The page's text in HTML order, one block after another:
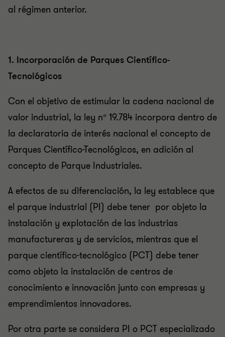
al régimen anterior.
1. Incorporación de Parques Científico-
Tecnológicos
Con el objetivo de estimular la cadena nacional de
valor industrial, la ley n° 19.784 incorpora dentro de
la declaratoria de interés nacional el concepto de
Parques Científico-Tecnológicos, en adición al
concepto de Parque Industriales.
A efectos de su diferenciación, la ley establece que
el parque industrial (PI) debe tener por objeto la
instalación y explotación de las industrias
manufactureras y de servicios, mientras que el
parque científico-tecnológico (PCT) debe tener
como objeto la instalación de centros de
conocimiento e innovación junto con empresas y
emprendimientos innovadores.
Por otra parte se considera PI o PCT especializado